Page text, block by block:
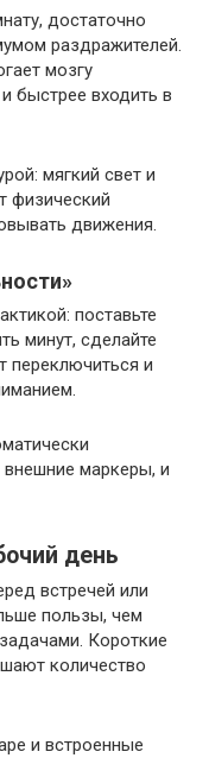
достаточно
раздражителей.
мозгу
быстрее входить в
мягкий свет и
физический
движения.
поставьте
минут, сделайте
переключиться и
внешние маркеры, и
день
встречей или
пользы, чем
Короткие
количество
и встроенные